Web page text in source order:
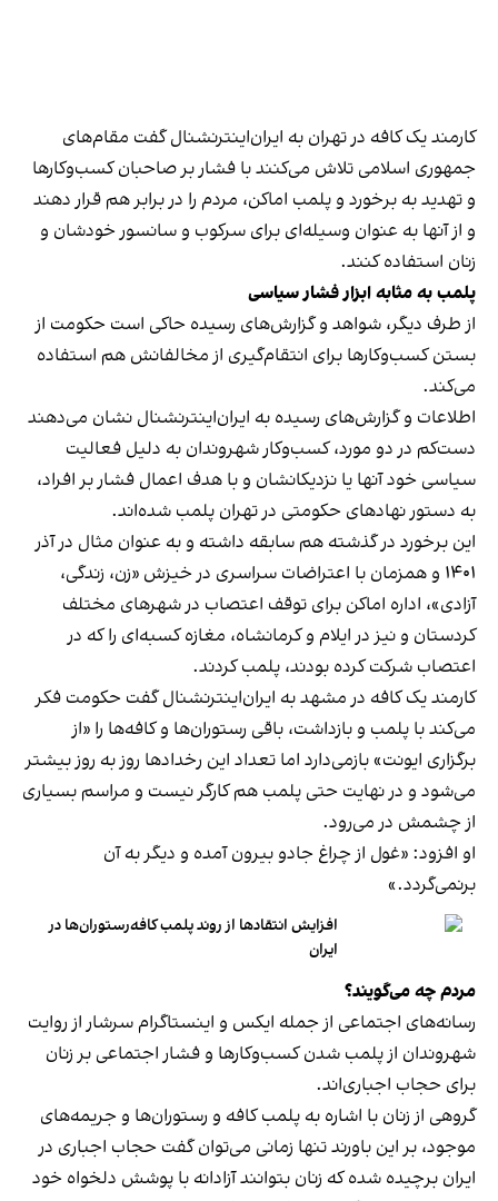
کارمند یک کافه در تهران به ایران‌اینترنشنال گفت مقام‌های
جمهوری اسلامی تلاش می‌کنند با فشار بر صاحبان کسب‌وکارها
و تهدید به برخورد و پلمب اماکن، مردم را در برابر هم قرار دهند
و از آنها به عنوان وسیله‌ای برای سرکوب و سانسور خودشان و
زنان استفاده کنند.
پلمب به مثابه ابزار فشار سیاسی
از طرف دیگر، شواهد و گزارش‌های رسیده حاکی است حکومت از
بستن کسب‌وکارها برای انتقام‌گیری از مخالفانش هم استفاده
می‌کند.
اطلاعات و گزارش‌های رسیده به ایران‌اینترنشنال نشان می‌دهند
دست‌کم در دو مورد، کسب‌وکار شهروندان به دلیل فعالیت
سیاسی خود آنها یا نزدیکانشان و با هدف اعمال فشار بر افراد،
به دستور نهادهای حکومتی در تهران پلمب شده‌اند.
این برخورد در گذشته هم سابقه داشته و به عنوان مثال در آذر
۱۴۰۱ و همزمان با اعتراضات سراسری در خیزش «زن، زندگی،
آزادی»، اداره اماکن برای توقف اعتصاب در شهرهای مختلف
کردستان و نیز در ایلام و کرمانشاه، مغازه کسبه‌ای را که در
اعتصاب شرکت کرده بودند، پلمب کردند.
کارمند یک کافه در مشهد به ایران‌اینترنشنال گفت حکومت فکر
می‌کند با پلمب و بازداشت، باقی رستوران‌ها و کافه‌ها را «از
برگزاری ایونت» بازمی‌دارد اما تعداد این رخدادها روز به روز بیشتر
می‌شود و در نهایت حتی پلمب هم کارگر نیست و مراسم بسیاری
از چشمش در می‌رود.
او افزود: «غول از چراغ جادو بیرون آمده و دیگر به آن
برنمی‎‌گردد.»
افزایش انتقادها از روند پلمب کافه‌رستوران‌ها در
ایران
مردم چه می‌گویند؟
رسانه‎‌های اجتماعی از جمله ایکس و اینستاگرام سرشار از روایت
شهروندان از پلمب شدن کسب‌وکارها و فشار اجتماعی بر زنان
برای حجاب اجباری‌اند.
گروهی از زنان با اشاره به پلمب کافه و رستوران‌ها و جریمه‌های
موجود، بر این باورند تنها زمانی می‌توان گفت حجاب اجباری در
ایران برچیده شده که زنان بتوانند آزادانه با پوشش دلخواه خود